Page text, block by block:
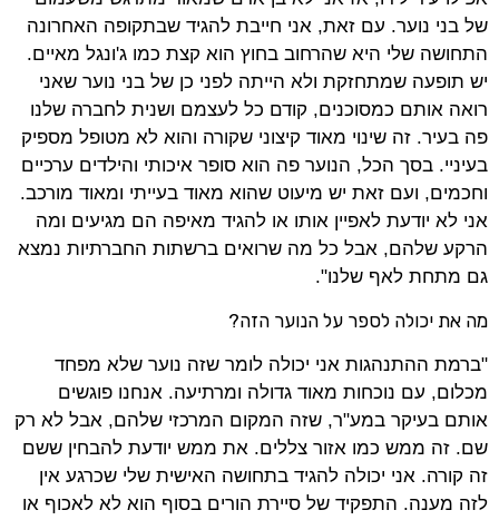
של בני נוער. עם זאת, אני חייבת להגיד שבתקופה האחרונה
התחושה שלי היא שהרחוב בחוץ הוא קצת כמו ג'ונגל מאיים.
יש תופעה שמתחזקת ולא הייתה לפני כן של בני נוער שאני
רואה אותם כמסוכנים, קודם כל לעצמם ושנית לחברה שלנו
פה בעיר. זה שינוי מאוד קיצוני שקורה והוא לא מטופל מספיק
בעיניי. בסך הכל, הנוער פה הוא סופר איכותי והילדים ערכיים
וחכמים, ועם זאת יש מיעוט שהוא מאוד בעייתי ומאוד מורכב.
אני לא יודעת לאפיין אותו או להגיד מאיפה הם מגיעים ומה
הרקע שלהם, אבל כל מה שרואים ברשתות החברתיות נמצא
גם מתחת לאף שלנו".
מה את יכולה לספר על הנוער הזה?
"ברמת ההתנהגות אני יכולה לומר שזה נוער שלא מפחד
מכלום, עם נוכחות מאוד גדולה ומרתיעה. אנחנו פוגשים
אותם בעיקר במע"ר, שזה המקום המרכזי שלהם, אבל לא רק
שם. זה ממש כמו אזור צללים. את ממש יודעת להבחין ששם
זה קורה. אני יכולה להגיד בתחושה האישית שלי שכרגע אין
לזה מענה. התפקיד של סיירת הורים בסוף הוא לא לאכוף או